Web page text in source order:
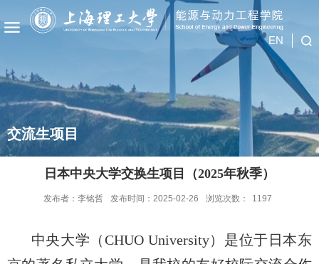
EN
交流生项目
日本中央大学交换生项目（2025年秋季）
发布者：李铭哲 发布时间：2025-02-26 浏览次数： 1197
中央大学 （CHUO University）是位于日本东